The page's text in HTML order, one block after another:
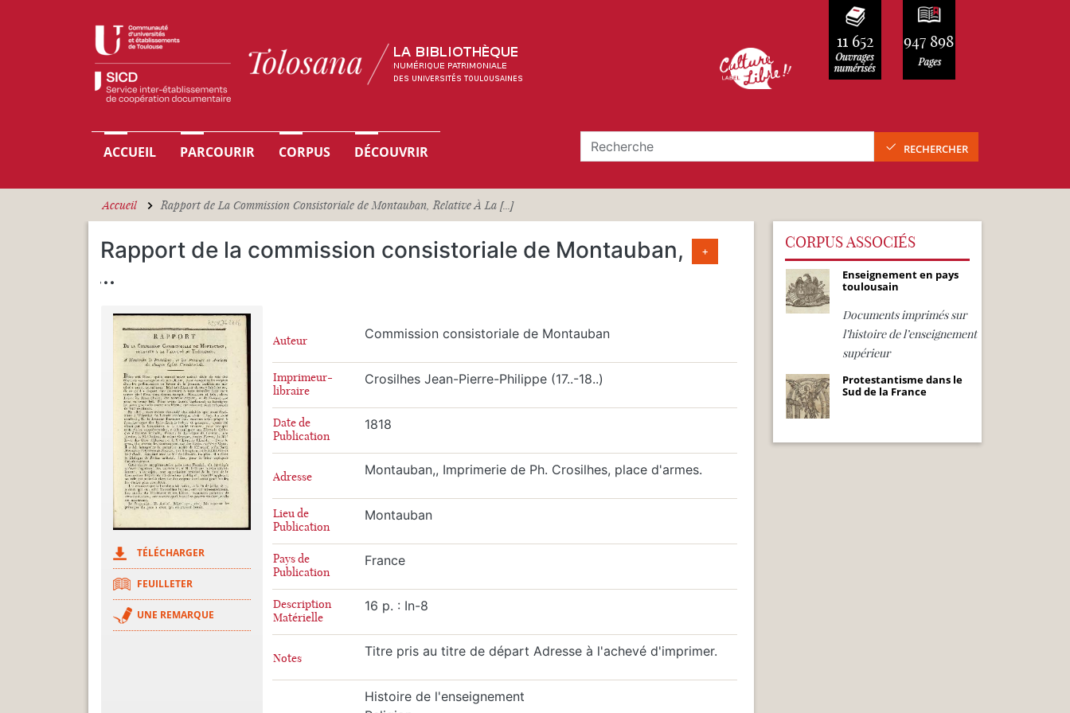
11 652 947 898
Navigation principale
ACCUEIL PARCOURIR CORPUS DÉCOUVRIR RECHERCHER
Accueil Rapport de La Commission Consistoriale de Montauban, Relative À La [...]
Rapport de la commission consistoriale de Montauban,
...
+
TÉLÉCHARGER
FEUILLETER
UNE REMARQUE
Auteur Commission consistoriale de Montauban
Imprimeur-
libraire
Crosilhes Jean-Pierre-Philippe (17..-18..)
Date de
Publication
1818
Adresse Montauban,, Imprimerie de Ph. Crosilhes, place d'armes.
Lieu de
Publication
Montauban
Pays de
Publication
France
Description
Matérielle
16 p. : In-8
Notes Titre pris au titre de départ Adresse à l'achevé d'imprimer.
Histoire de l'enseignement
CORPUS ASSOCIÉS
Enseignement en pays
toulousain
Documents imprimés sur
l’histoire de l’enseignement
supérieur
Protestantisme dans le
Sud de la France